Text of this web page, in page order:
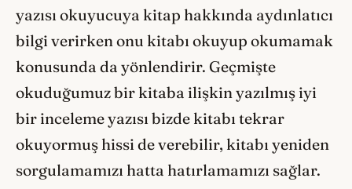
yazısı okuyucuya kitap hakkında aydınlatıcı
bilgi verirken onu kitabı okuyup okumamak
konusunda da yönlendirir. Geçmişte
okuduğumuz bir kitaba ilişkin yazılmış iyi
bir inceleme yazısı bizde kitabı tekrar
okuyormuş hissi de verebilir, kitabı yeniden
sorgulamamızı hatta hatırlamamızı sağlar.